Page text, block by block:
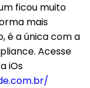
ficou muito
mais
é a única com a
Acesse
iOs